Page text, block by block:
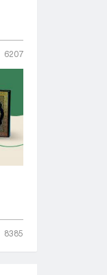
6207
8385